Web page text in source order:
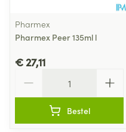
Pharmex
Pharmex Peer 135ml l
€ 27,11
Bestel